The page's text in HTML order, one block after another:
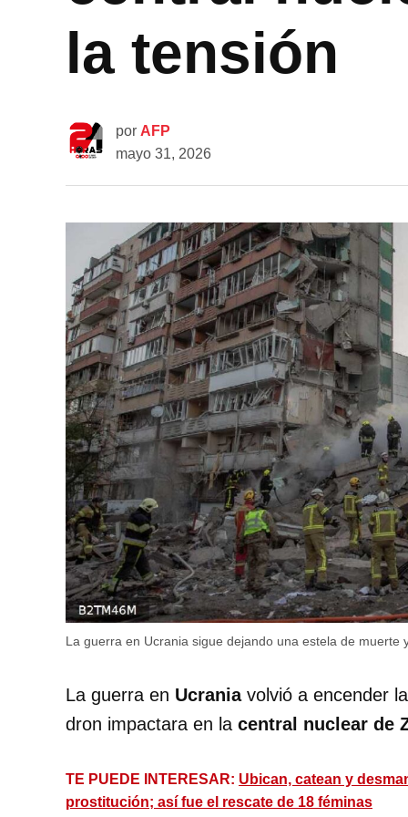
la tensión
por AFP
mayo 31, 2026
La guerra en Ucrania sigue dejando una estela de muerte
La guerra en Ucraniavolvió a encender
dron impactara en la central nuclear de
TE PUEDE INTERESAR: Ubican, catean y
prostitución; así fue el rescate de 18 féminas